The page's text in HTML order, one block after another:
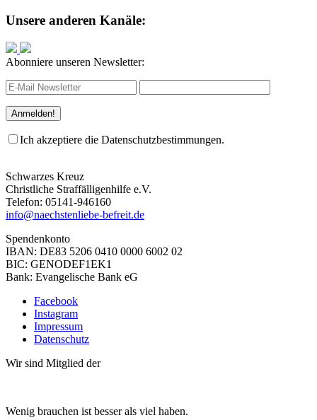
Unsere anderen Kanäle:
Abonniere unseren Newsletter:
Ich akzeptiere die Datenschutzbestimmungen.
Schwarzes Kreuz
Christliche Straffälligenhilfe e.V.
Telefon: 05141-946160
info@naechstenliebe-befreit.de
Spendenkonto
IBAN: DE83 5206 0410 0000 6002 02
BIC: GENODEF1EK1
Bank: Evangelische Bank eG
Facebook
Instagram
Impressum
Datenschutz
Wir sind Mitglied der
Wenig brauchen ist besser als viel haben.